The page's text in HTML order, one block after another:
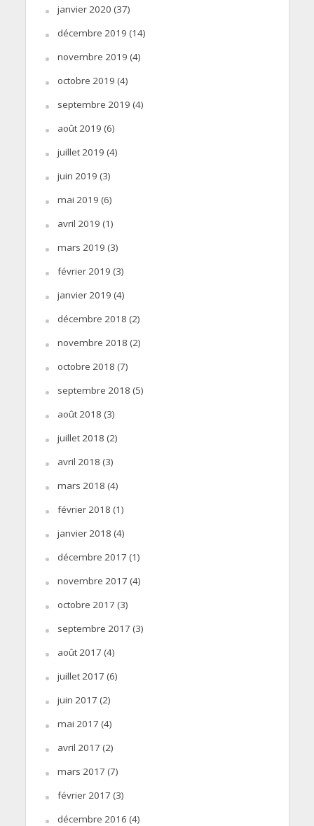
janvier 2020 (37)
décembre 2019 (14)
novembre 2019 (4)
octobre 2019 (4)
septembre 2019 (4)
août 2019 (6)
juillet 2019 (4)
juin 2019 (3)
mai 2019 (6)
avril 2019 (1)
mars 2019 (3)
février 2019 (3)
janvier 2019 (4)
décembre 2018 (2)
novembre 2018 (2)
octobre 2018 (7)
septembre 2018 (5)
août 2018 (3)
juillet 2018 (2)
avril 2018 (3)
mars 2018 (4)
février 2018 (1)
janvier 2018 (4)
décembre 2017 (1)
novembre 2017 (4)
octobre 2017 (3)
septembre 2017 (3)
août 2017 (4)
juillet 2017 (6)
juin 2017 (2)
mai 2017 (4)
avril 2017 (2)
mars 2017 (7)
février 2017 (3)
décembre 2016 (4)